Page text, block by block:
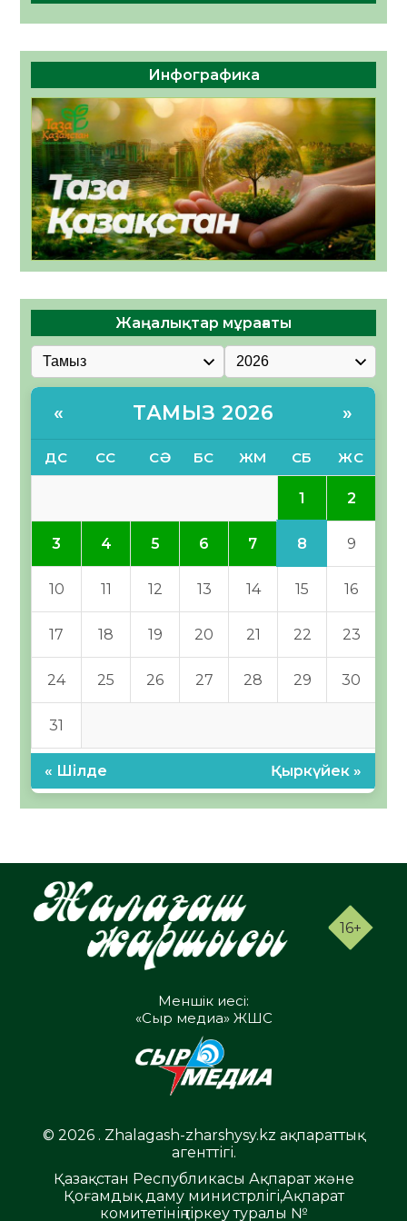
Инфографика
Жаңалықтар мұрағаты
« ТАМЫЗ 2026 »
ДС СС СӘ БС ЖМ СБ ЖС
1 2
3 4 5 6 7 8 9
10 11 12 13 14 15 16
17 18 19 20 21 22 23
24 25 26 27 28 29 30
31
« Шілде Қыркүйек »
16+
Меншік иесі:
«Сыр медиа» ЖШС
© 2026 . Zhalagash-zharshysy.kz ақпараттық
агенттігі.
Қазақстан Республикасы Ақпарат және
Қоғамдық даму министрлігі,Ақпарат
комитетінің тіркеу туралы №